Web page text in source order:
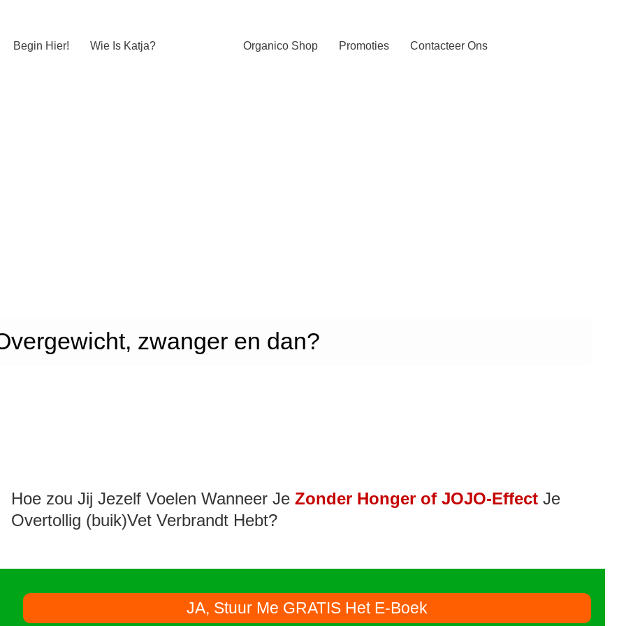
Begin Hier! Wie Is Katja? Organico Shop Promoties Contacteer Ons
zwanger en dan?
Hoe zou Jij Jezelf Voelen Wanneer Je Zonder Honger of JOJO-Effect Je
Overtollig (buik)Vet Verbrandt Hebt?
JA, Stuur Me GRATIS Het E-Boek